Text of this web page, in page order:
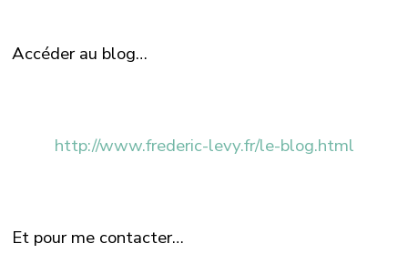
Accéder au blog…
http://www.frederic-levy.fr/le-blog.html
Et pour me contacter…